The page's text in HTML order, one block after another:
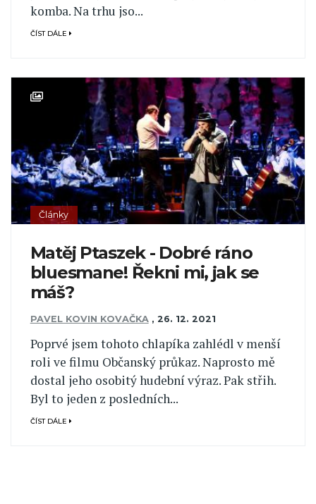
komba. Na trhu jso...
ČÍST DÁLE
Články
Matěj Ptaszek - Dobré ráno
bluesmane! Řekni mi, jak se
máš?
PAVEL KOVIN KOVAČKA , 26. 12. 2021
Poprvé jsem tohoto chlapíka zahlédl v menší
roli ve filmu Občanský průkaz. Naprosto mě
dostal jeho osobitý hudební výraz. Pak střih.
Byl to jeden z posledních...
ČÍST DÁLE